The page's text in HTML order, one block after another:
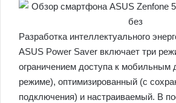
Разработка интеллектуального
ASUS Power Saver включает три
ограничением доступа к
режиме), оптимизированный (с
подключения) и настраиваемый. В